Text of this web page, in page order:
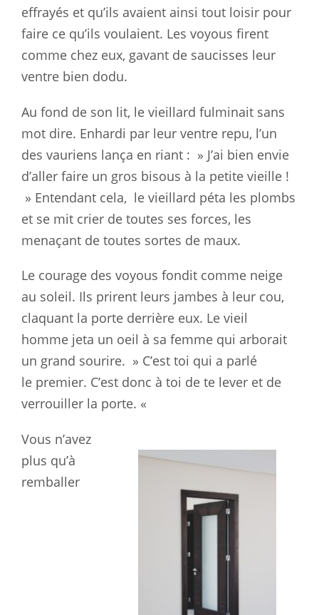
effrayés et qu’ils avaient ainsi tout loisir pour
faire ce qu’ils voulaient. Les voyous firent
comme chez eux, gavant de saucisses leur
ventre bien dodu.
Au fond de son lit, le vieillard fulminait sans
mot dire. Enhardi par leur ventre repu, l’un
des vauriens lança en riant : » J’ai bien envie
d’aller faire un gros bisous à la petite vieille !
» Entendant cela, le vieillard péta les plombs
et se mit crier de toutes ses forces, les
menaçant de toutes sortes de maux.
Le courage des voyous fondit comme neige
au soleil. Ils prirent leurs jambes à leur cou,
claquant la porte derrière eux. Le vieil
homme jeta un oeil à sa femme qui arborait
un grand sourire. » C’est toi qui a parlé
le premier. C’est donc à toi de te lever et de
verrouiller la porte. «
Vous n’avez
plus qu’à
remballer